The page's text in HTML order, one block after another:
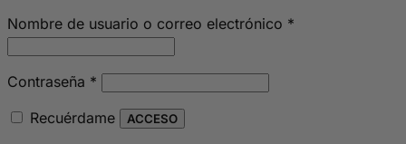
Nombre de usuario o correo electrónico *
Contraseña *
Recuérdame ACCESO